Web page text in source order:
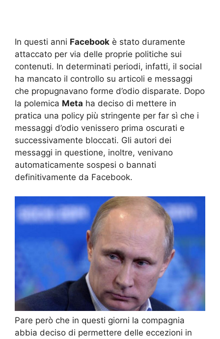
In questi anni Facebook è stato duramente
attaccato per via delle proprie politiche sui
contenuti. In determinati periodi, infatti, il social
ha mancato il controllo su articoli e messaggi
che propugnavano forme d’odio disparate. Dopo
la polemica Meta ha deciso di mettere in
pratica una policy più stringente per far sì che i
messaggi d’odio venissero prima oscurati e
successivamente bloccati. Gli autori dei
messaggi in questione, inoltre, venivano
automaticamente sospesi o bannati
definitivamente da Facebook.
Pare però che in questi giorni la compagnia
abbia deciso di permettere delle eccezioni in